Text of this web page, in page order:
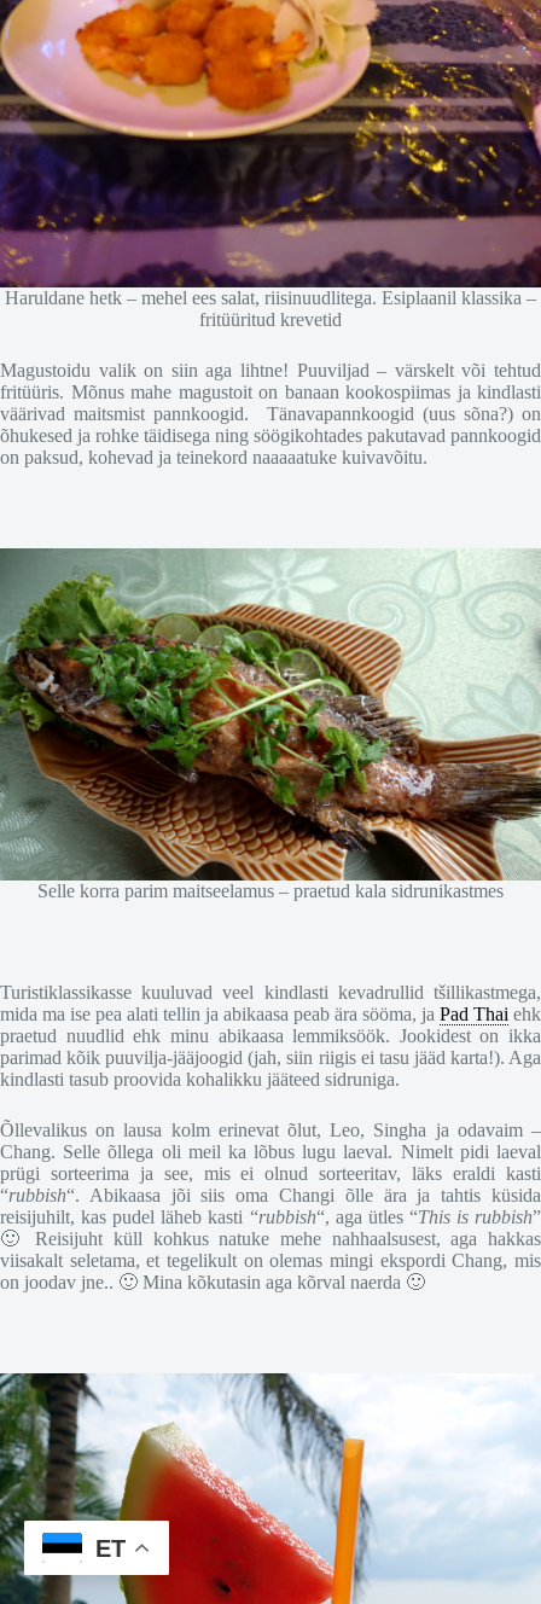
Haruldane hetk – mehel ees salat, riisinuudlitega. Esiplaanil klassika –
fritüüritud krevetid
Magustoidu valik on siin aga lihtne! Puuviljad – värskelt või tehtud
fritüüris. Mõnus mahe magustoit on banaan kookospiimas ja kindlasti
väärivad maitsmist pannkoogid. Tänavapannkoogid (uus sõna?) on
õhukesed ja rohke täidisega ning söögikohtades pakutavad pannkoogid
on paksud, kohevad ja teinekord naaaaatuke kuivavõitu.
Selle korra parim maitseelamus – praetud kala sidrunikastmes
Turistiklassikasse kuuluvad veel kindlasti kevadrullid tšillikastmega,
mida ma ise pea alati tellin ja abikaasa peab ära sööma, ja Pad Thai ehk
praetud nuudlid ehk minu abikaasa lemmiksöök. Jookidest on ikka
parimad kõik puuvilja-jääjoogid (jah, siin riigis ei tasu jääd karta!). Aga
kindlasti tasub proovida kohalikku jääteed sidruniga.
Õllevalikus on lausa kolm erinevat õlut, Leo, Singha ja odavaim –
Chang. Selle õllega oli meil ka lõbus lugu laeval. Nimelt pidi laeval
prügi sorteerima ja see, mis ei olnud sorteeritav, läks eraldi kasti
“rubbish“. Abikaasa jõi siis oma Changi õlle ära ja tahtis küsida
reisijuhilt, kas pudel läheb kasti “rubbish“, aga ütles “This is rubbish”
🙂 Reisijuht küll kohkus natuke mehe nahhaalsusest, aga hakkas
viisakalt seletama, et tegelikult on olemas mingi ekspordi Chang, mis
on joodav jne.. 🙂 Mina kõkutasin aga kõrval naerda 🙂
ET